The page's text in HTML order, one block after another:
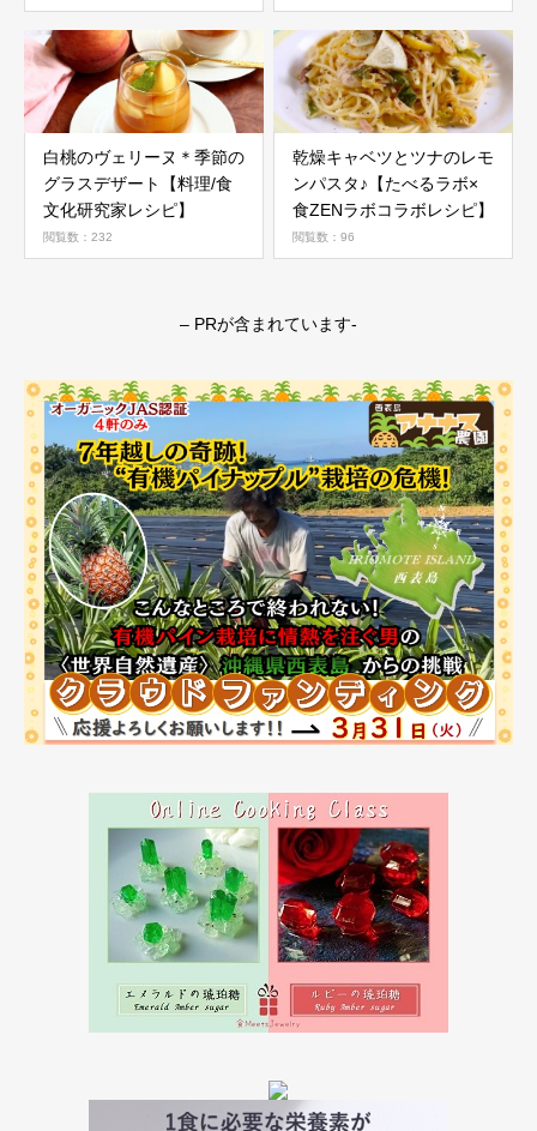
白桃のヴェリーヌ＊季節の
グラスデザート【料理/食
文化研究家レシピ】
閲覧数：232
乾燥キャベツとツナのレモ
ンパスタ♪【たべるラボ×
食ZENラボコラボレシピ】
閲覧数：96
– PRが含まれています-